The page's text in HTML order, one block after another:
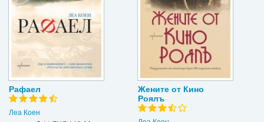
Рафаел
Леа Коен
Жените от Кино
Роялъ